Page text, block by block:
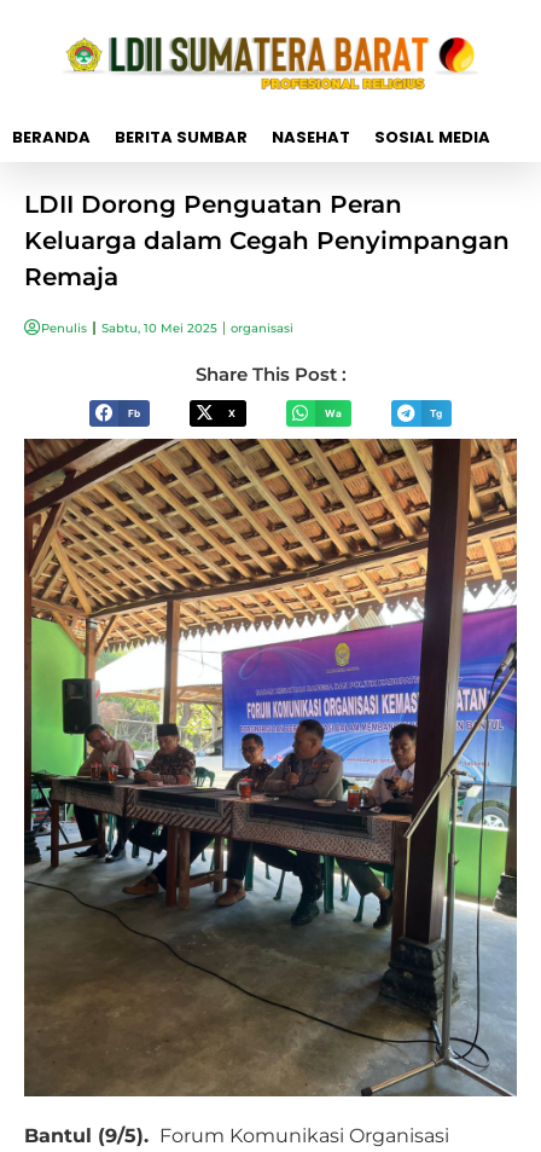
BERANDA BERITA SUMBAR NASEHAT SOSIAL MEDIA
LDII Dorong Penguatan Peran
Keluarga dalam Cegah Penyimpangan
Remaja
Penulis Sabtu, 10 Mei 2025 organisasi
Share This Post :
Fb X Wa Tg
Bantul (9/5). Forum Komunikasi Organisasi